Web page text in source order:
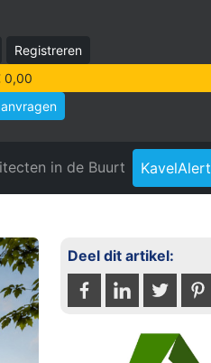
Registreren
0,00
in de Buurt KavelAlert
Deel dit artikel: